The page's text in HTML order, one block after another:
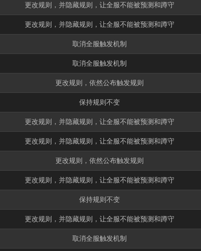
更改规则，并隐藏规则，让全服不能被预测和蹲守
更改规则，并隐藏规则，让全服不能被预测和蹲守
取消全服触发机制
取消全服触发机制
更改规则，依然公布触发规则
保持规则不变
更改规则，并隐藏规则，让全服不能被预测和蹲守
更改规则，并隐藏规则，让全服不能被预测和蹲守
更改规则，依然公布触发规则
更改规则，并隐藏规则，让全服不能被预测和蹲守
保持规则不变
更改规则，并隐藏规则，让全服不能被预测和蹲守
取消全服触发机制